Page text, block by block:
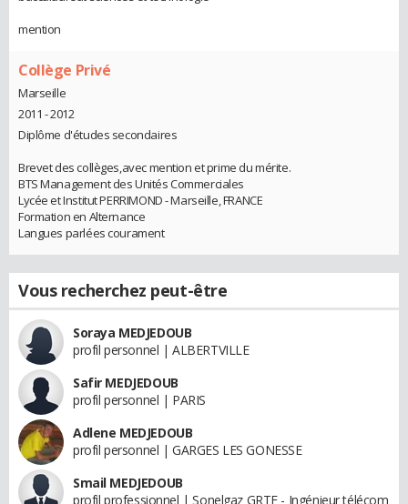
mention
Collège Privé
Marseille
2011 - 2012
Diplôme d'études secondaires
Brevet des collèges,avec mention et prime du mérite.
BTS Management des Unités Commerciales
Lycée et Institut PERRIMOND - Marseille, FRANCE
Formation en Alternance
Langues parlées courament
Vous recherchez peut-être
Soraya MEDJEDOUB
profil personnel | ALBERTVILLE
Safir MEDJEDOUB
profil personnel | PARIS
Adlene MEDJEDOUB
profil personnel | GARGES LES GONESSE
Smail MEDJEDOUB
profil professionnel | Sonelgaz GRTE - Ingénieur télécom